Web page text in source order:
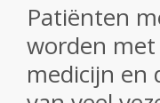
Patiënten
worden met
medicijn en